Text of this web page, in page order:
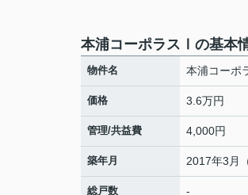
本浦コーポラスⅠの基本
物件名 本浦コーポ
価格 3.6万円
管理/共益費 4,000円
築年月 2017年3月
総戸数 -